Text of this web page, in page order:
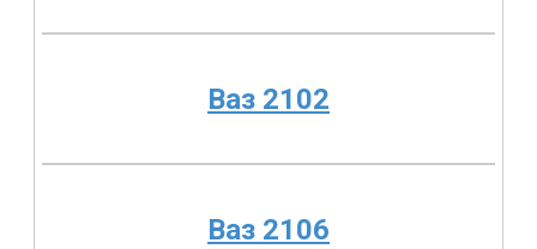
Ваз 2102
Ваз 2106